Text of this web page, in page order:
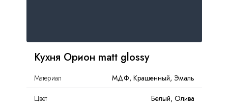
Кухня Орион matt glossy
Материал
МДФ, Крашенный, Эмаль
Цвет
Белый, Олива